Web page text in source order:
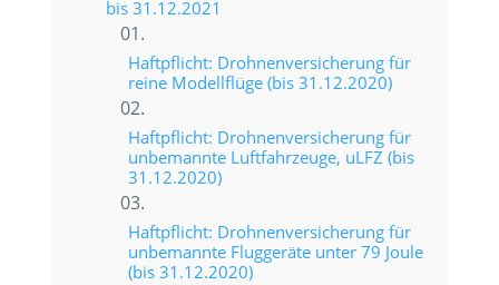
bis 31.12.2021
Haftpflicht: Drohnenversicherung für
reine Modellflüge (bis 31.12.2020)
Haftpflicht: Drohnenversicherung für
unbemannte Luftfahrzeuge, uLFZ (bis
31.12.2020)
Haftpflicht: Drohnenversicherung für
unbemannte Fluggeräte unter 79 Joule
(bis 31.12.2020)